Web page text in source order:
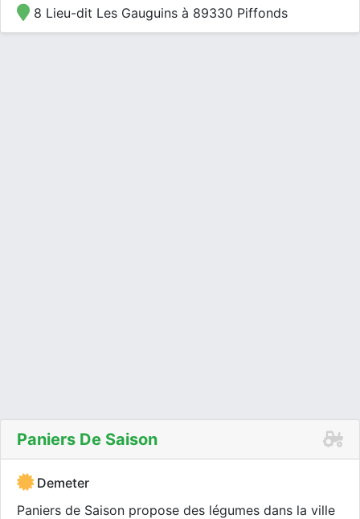
8 Lieu-dit Les Gauguins à 89330 Piffonds
Paniers De Saison
Demeter
Paniers de Saison propose des légumes dans la ville